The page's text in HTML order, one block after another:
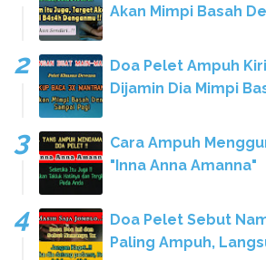
Akan Mimpi Basah
Doa Pelet Ampuh
Dijamin Dia Mimpi
Cara Ampuh
"Inna Anna Amanna"
Doa Pelet Sebut
Paling Ampuh,